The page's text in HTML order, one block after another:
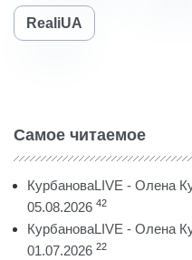
RealiUA
Самое читаемое
КурбановаLIVE - Олена
05.08.2026 42
КурбановаLIVE - Олена
01.07.2026 22